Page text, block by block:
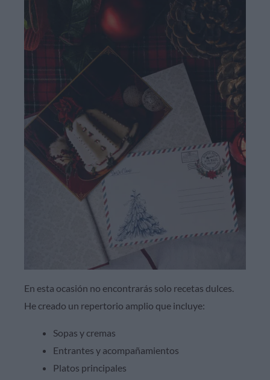
En esta ocasión no encontrarás solo recetas dulces.
He creado un repertorio amplio que incluye:
Sopas y cremas
Entrantes y acompañamientos
Platos principales